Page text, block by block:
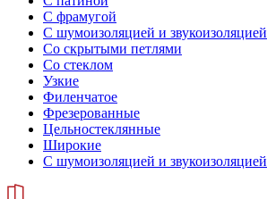
С фрамугой
С шумоизоляцией и звукоизоляцией
Со скрытыми петлями
Со стеклом
Узкие
Филенчатое
Фрезерованные
Цельностеклянные
Широкие
С шумоизоляцией и звукоизоляцией